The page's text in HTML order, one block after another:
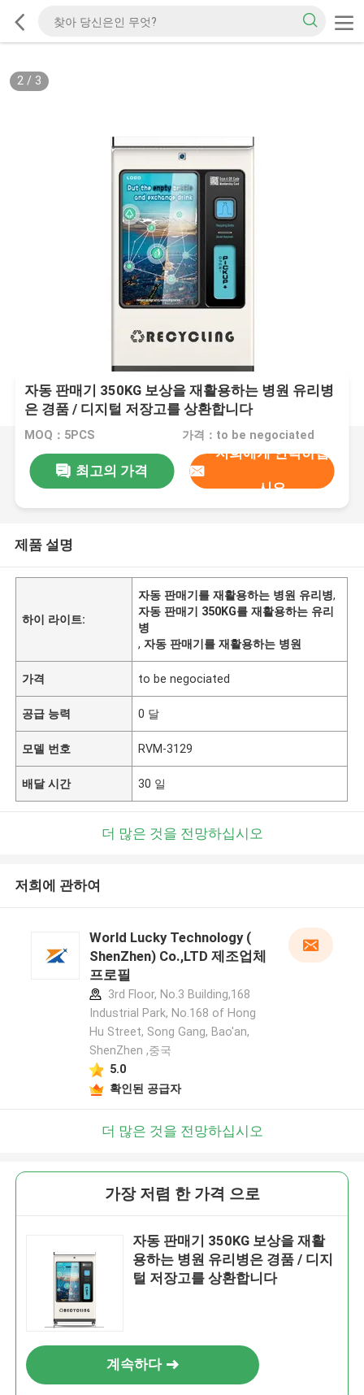
2/ 3
자동 판매기 350KG 보상을 재활용하는 병원 유리병
은 경품 / 디지털 저장고를 상환합니다
MOQ：5PCS 가격：to be negociated
최고의 가격
저희에게 연락하십
시오
제품 설명
하이 라이트:
자동 판매기를 재활용하는 병원 유리병,
자동 판매기 350KG를 재활용하는 유리
병
,자동 판매기를 재활용하는 병원
가격 to be negociated
공급 능력 0 달
모델 번호 RVM-3129
배달 시간 30 일
더 많은 것을 전망하십시오
저희에 관하여
World Lucky Technology (
ShenZhen) Co.,LTD 제조업체
프로필
3rd Floor, No.3 Building,168
Industrial Park, No.168 of Hong
Hu Street, Song Gang, Bao'an,
ShenZhen ,중국
5.0
확인된 공급자
더 많은 것을 전망하십시오
가장 저렴 한 가격 으로
자동 판매기 350KG 보상을 재활
용하는 병원 유리병은 경품 / 디지
털 저장고를 상환합니다
계속하다